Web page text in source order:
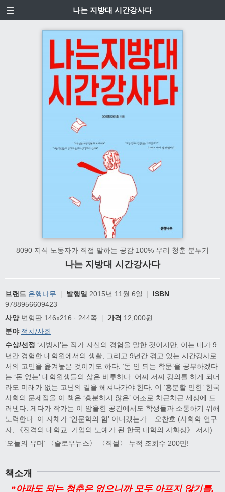
나는 지방대 시간강사다
8090 지식 노동자가 직접 말하는 공감 100% 우리 청춘 분투기
나는 지방대 시간강사다
브랜드 은행나무 | 발행일 2015년 11월 6일 |
ISBN
9788956609423
사양변형판 146x216 · 244쪽 | 가격 12,000원
분야 정치/사회
수상/선정 ‘지방시’는 작가 자신의 경험을 말한 것이지만, 이는 내가 9
년간 경험한 대학원에서의 생활, 그리고 9년간 겪고 있는 시간강사로
서의 고민을 옮겨놓은 것이기도 하다. ‘돈 안 되는 학문’을 공부하겠다
는 ‘돈 없는’ 대학원생들의 삶은 비루하다. 어찌 저찌 강의를 하게 되더
라도 미래가 없는 고난의 길을 헤쳐나가야 한다. 이 ‘흥분할 만한’ 한국
사회의 문제점을 이 책은 ‘흥분하지 않은’ 어조로 차근차근 세상에 드
러낸다. 게다가 작가는 이 암울한 공간에서도 학생들과 소통하기 위해
노력한다. 이 자체가 ‘인문학의 힘’ 아니겠는가. _오찬호 (사회학 연구
자, 《진격의 대학교: 기업의 노예가 된 한국 대학의 자화상》 저자)
‘오늘의 유머’ 〈슬로우뉴스〉 〈직썰〉 누적 조회수 200만!
책소개
“아파도 되는 청춘은 없으니까 모두 아프지 않기를,